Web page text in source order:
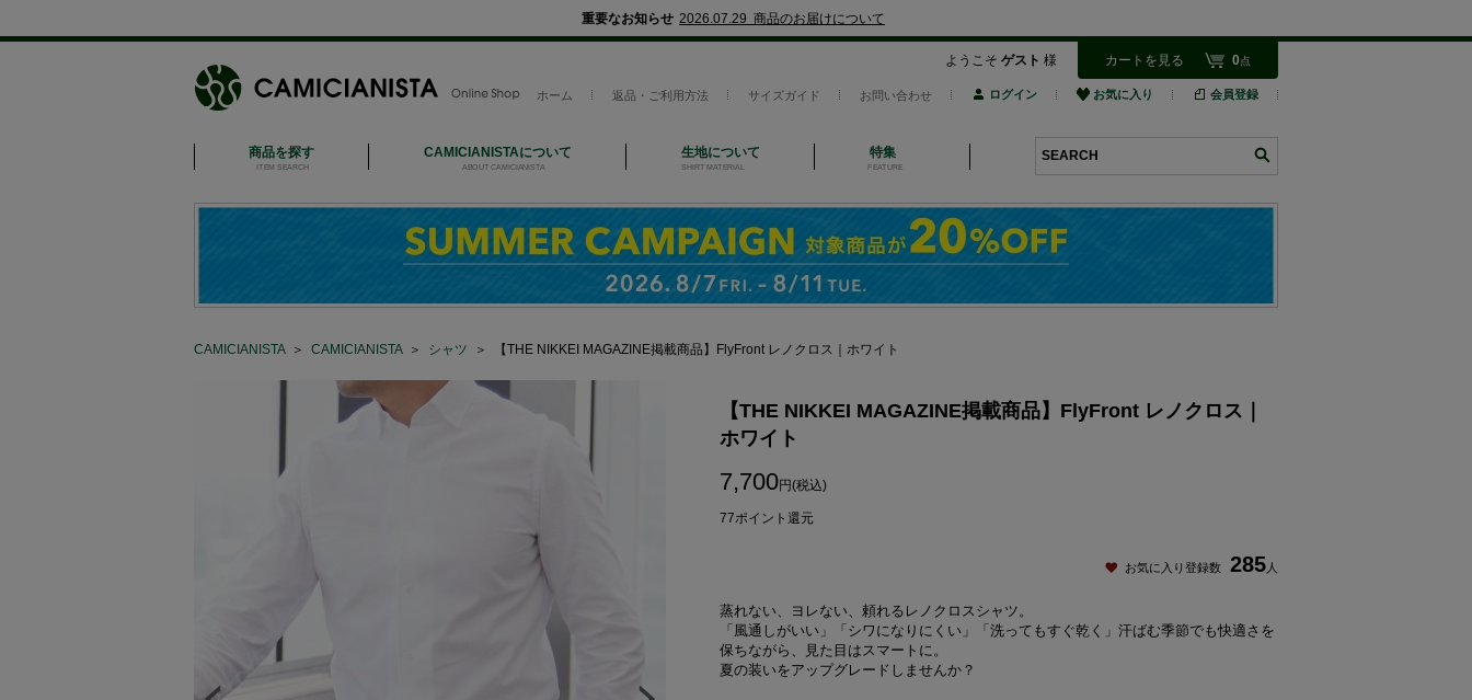
重要なお知らせ 2026.07.29 商品のお届けについて
ようこそ ゲスト 様 カートを見る 0点
ホーム 返品・ご利用方法 サイズガイド お問い合わせ ログイン お気に入り 会員登録
商品を探す
ITEM SEARCH
CAMICIANISTAについて
ABOUT CAMICIANISTA
生地について
SHIRT MATERIAL
特集
FEATURE
CAMICIANISTA＞ CAMICIANISTA＞ シャツ ＞ 【THE NIKKEI MAGAZINE掲載商品】FlyFront レノクロス｜ホワイト
【THE NIKKEI MAGAZINE掲載商品】FlyFront レノクロス｜
ホワイト
7,700円(税込)
77ポイント還元
お気に入り登録数 285 人
蒸れない、ヨレない、頼れるレノクロスシャツ。
「風通しがいい」「シワになりにくい」「洗ってもすぐ乾く」汗ばむ季節でも快適さを
保ちながら、見た目はスマートに。
夏の装いをアップグレードしませんか？